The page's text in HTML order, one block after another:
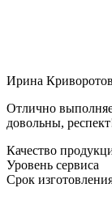
Ирина
Отлично
довольны,
Качество
Уровень сервиса
Срок